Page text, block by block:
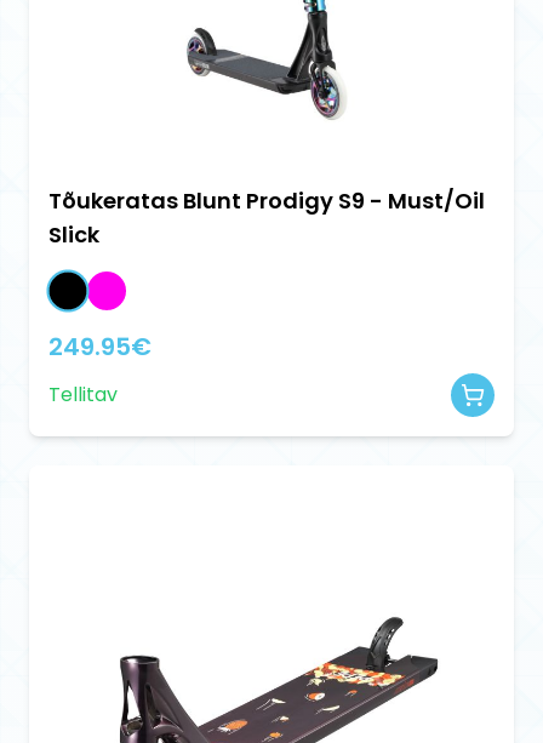
Tõukeratas Blunt Prodigy S9 - Must/Oil
Slick
249.95€
Tellitav